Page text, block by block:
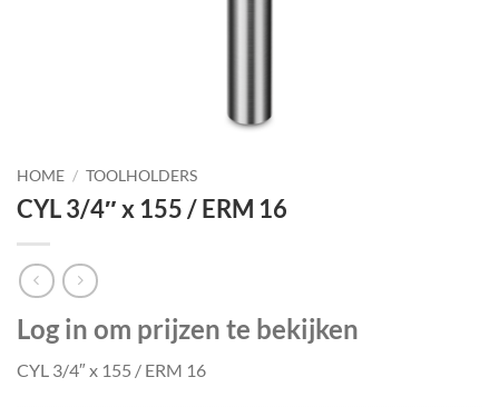
HOME / TOOLHOLDERS
CYL 3/4″ x 155 / ERM 16
Log in om prijzen te bekijken
CYL 3/4″ x 155 / ERM 16